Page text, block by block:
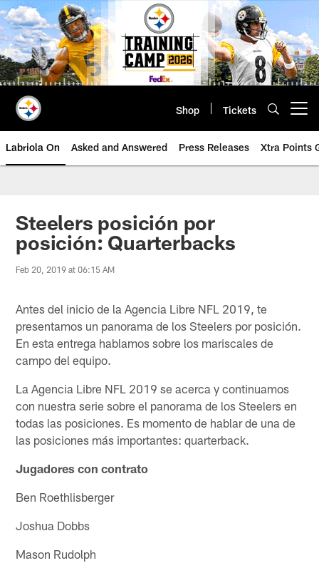
Skip
to
main
content
Shop Tickets
Labriola On Asked and Answered Press Releases Xtra Points
Steelers posición por
posición: Quarterbacks
Feb 20, 2019 at 06:15 AM
Antes del inicio de la Agencia Libre NFL 2019, te
presentamos un panorama de los Steelers por posición.
En esta entrega hablamos sobre los mariscales de
campo del equipo.
La Agencia Libre NFL 2019 se acerca y continuamos
con nuestra serie sobre el panorama de los Steelers en
todas las posiciones. Es momento de hablar de una de
las posiciones más importantes: quarterback.
Jugadores con contrato
Ben Roethlisberger
Joshua Dobbs
Mason Rudolph